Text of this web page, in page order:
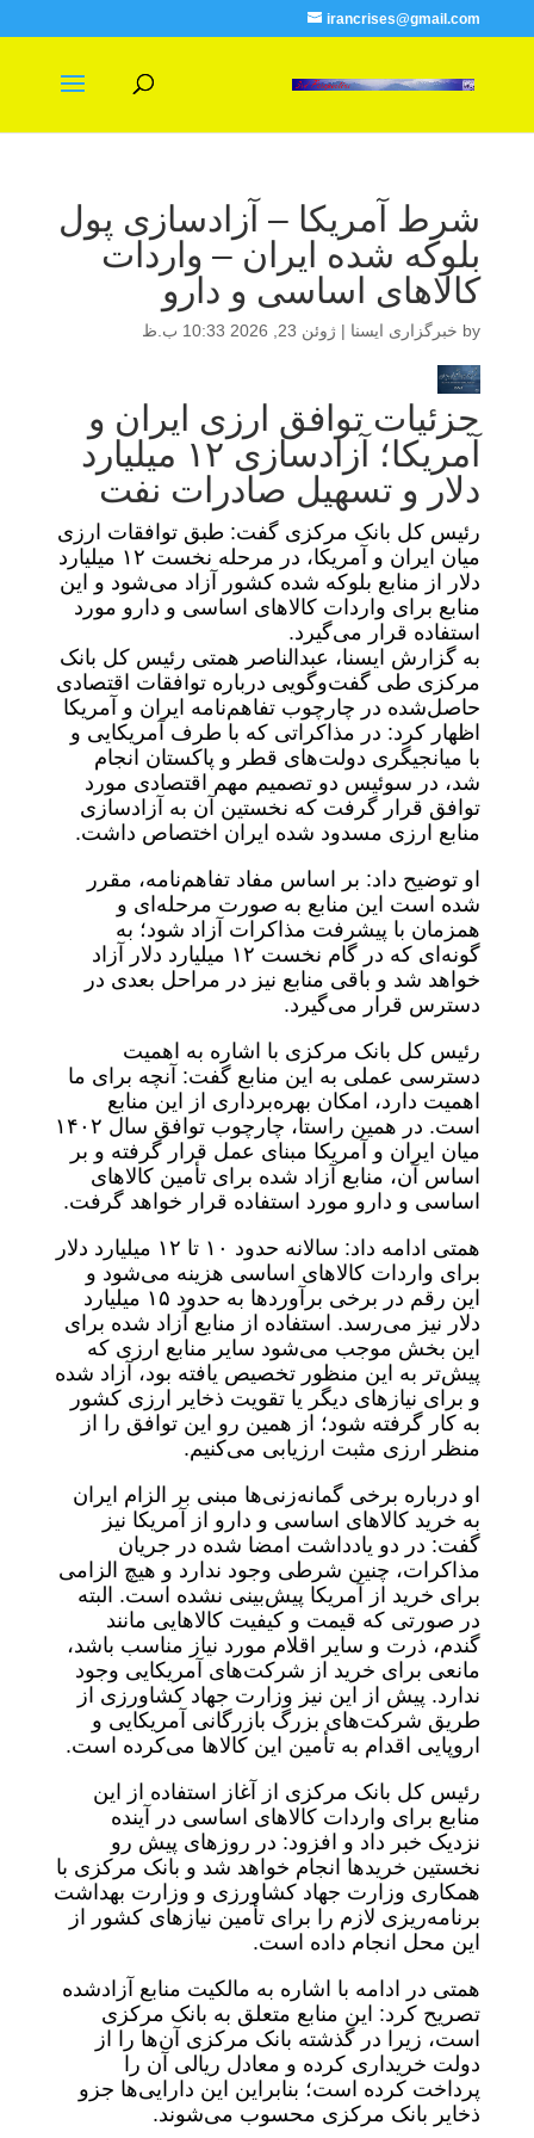
irancrises@gmail.com
شرط آمریکا – آزادسازی پول
بلوکه شده ایران – واردات
کالاهای اساسی و دارو
by خبرگزاری ایسنا | ژوئن 23, 2026 10:33 ب.ظ
جزئیات توافق ارزی ایران و
آمریکا؛ آزادسازی ۱۲ میلیارد
دلار و تسهیل صادرات نفت
رئیس‌ کل بانک مرکزی گفت: طبق توافقات ارزی
میان ایران و آمریکا، در مرحله نخست ۱۲ میلیارد
دلار از منابع بلوکه‌ شده کشور آزاد می‌شود و این
منابع برای واردات کالاهای اساسی و دارو مورد
استفاده قرار می‌گیرد.
به گزارش ایسنا، عبدالناصر همتی رئیس‌ کل بانک
مرکزی طی گفت‌وگویی درباره توافقات اقتصادی
حاصل‌شده در چارچوب تفاهم‌نامه ایران و آمریکا
اظهار کرد: در مذاکراتی که با طرف آمریکایی و
با میانجیگری دولت‌های قطر و پاکستان انجام
شد، در سوئیس دو تصمیم مهم اقتصادی مورد
توافق قرار گرفت که نخستین آن به آزادسازی
منابع ارزی مسدود شده ایران اختصاص داشت.
او توضیح داد: بر اساس مفاد تفاهم‌نامه، مقرر
شده است این منابع به صورت مرحله‌ای و
همزمان با پیشرفت مذاکرات آزاد شود؛ به
گونه‌ای که در گام نخست ۱۲ میلیارد دلار آزاد
خواهد شد و باقی منابع نیز در مراحل بعدی در
دسترس قرار می‌گیرد.
رئیس‌ کل بانک مرکزی با اشاره به اهمیت
دسترسی عملی به این منابع گفت: آنچه برای ما
اهمیت دارد، امکان بهره‌برداری از این منابع
است. در همین راستا، چارچوب توافق سال ۱۴۰۲
میان ایران و آمریکا مبنای عمل قرار گرفته و بر
اساس آن، منابع آزاد شده برای تأمین کالاهای
اساسی و دارو مورد استفاده قرار خواهد گرفت.
همتی ادامه داد: سالانه حدود ۱۰ تا ۱۲ میلیارد دلار
برای واردات کالاهای اساسی هزینه می‌شود و
این رقم در برخی برآوردها به حدود ۱۵ میلیارد
دلار نیز می‌رسد. استفاده از منابع آزاد شده برای
این بخش موجب می‌شود سایر منابع ارزی که
پیش‌تر به این منظور تخصیص یافته بود، آزاد شده
و برای نیازهای دیگر یا تقویت ذخایر ارزی کشور
به کار گرفته شود؛ از همین رو این توافق را از
منظر ارزی مثبت ارزیابی می‌کنیم.
او درباره برخی گمانه‌زنی‌ها مبنی بر الزام ایران
به خرید کالاهای اساسی و دارو از آمریکا نیز
گفت: در دو یادداشت امضا شده در جریان
مذاکرات، چنین شرطی وجود ندارد و هیچ الزامی
برای خرید از آمریکا پیش‌بینی نشده است. البته
در صورتی که قیمت و کیفیت کالاهایی مانند
گندم، ذرت و سایر اقلام مورد نیاز مناسب باشد،
مانعی برای خرید از شرکت‌های آمریکایی وجود
ندارد. پیش از این نیز وزارت جهاد کشاورزی از
طریق شرکت‌های بزرگ بازرگانی آمریکایی و
اروپایی اقدام به تأمین این کالاها می‌کرده است.
رئیس‌ کل بانک مرکزی از آغاز استفاده از این
منابع برای واردات کالاهای اساسی در آینده
نزدیک خبر داد و افزود: در روزهای پیش رو
نخستین خریدها انجام خواهد شد و بانک مرکزی با
همکاری وزارت جهاد کشاورزی و وزارت بهداشت
برنامه‌ریزی لازم را برای تأمین نیازهای کشور از
این محل انجام داده است.
همتی در ادامه با اشاره به مالکیت منابع آزادشده
تصریح کرد: این منابع متعلق به بانک مرکزی
است، زیرا در گذشته بانک مرکزی آن‌ها را از
دولت خریداری کرده و معادل ریالی آن را
پرداخت کرده است؛ بنابراین این دارایی‌ها جزو
ذخایر بانک مرکزی محسوب می‌شوند.